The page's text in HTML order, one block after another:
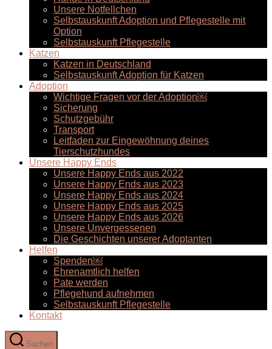
Unsere Notfellchen
Selbstauskunft Adoption und Pflegestelle mit
Option
Selbstauskunft Pflegestelle
Katzen
Katzen in Deutschland
Selbstauskunft Adoption für Katzen
Adoption
Wichtige Fragen vor der Adoption￼
Sicherung
Schutzgebühr
Transport
Leitfaden zur Eingewöhnung deines
Tierschutzhundes
Unsere Happy Ends
Unsere Happy Ends aus 2022
Unsere Happy Ends aus 2023
Unsere Happy Ends aus 2024
Unsere Happy Ends aus 2025
Unsere Happy Ends aus 2026
Unsere Unvergessenen
Die Geschichten unserer Adoptanten
Helfen
Spenden￼
Ehrenamtlich helfen
Pate werden
Pflegehund aufnehmen
Selbstauskunft Pflegestelle
Kontakt
Suchen